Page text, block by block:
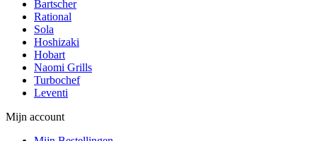
Bartscher
Rational
Sola
Hoshizaki
Hobart
Naomi Grills
Turbochef
Leventi
Mijn account